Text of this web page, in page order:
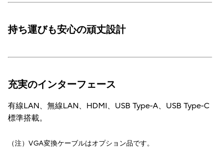
持ち運びも安心の頑丈設計
充実のインターフェース
有線LAN、無線LAN、HDMI、USB Type-A、USB Type-C
標準搭載。
（注）VGA変換ケーブルはオプション品です。